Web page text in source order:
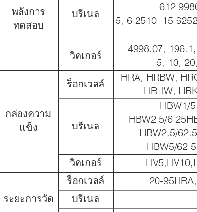
พลังการ
ทดสอบ
บรีเนล
5, 6.2510,
วิคเกอร์
4998.07,
5, 10,
กล่องความ
แข็ง
ร็อกเวลล์
HRA, HRBW,
HRHW,
บรีเนล
HBW1/
HBW2.5/
HBW2.5/
HBW5/
วิคเกอร์
ระยะการวัด
ร็อกเวลล์
20-
บรีเนล